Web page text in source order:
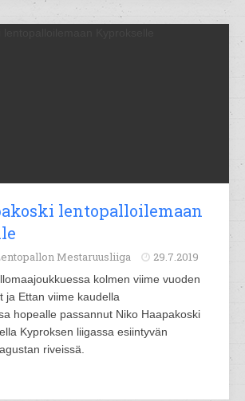
lentopalloilemaan
Mestaruusliiga 29.7.2019
kolmen viime vuoden
ja Ettan viime kaudella
hopealle passannut Niko Haapakoski
Kyproksen liigassa esiintyvän
riveissä.